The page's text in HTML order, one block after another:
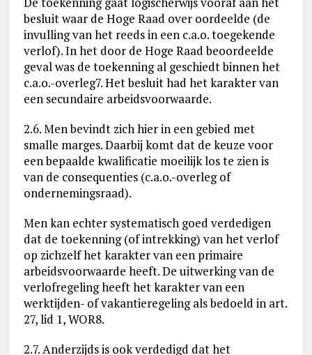
besluit waar de Hoge Raad over oordeelde (de
invulling van het reeds in een c.a.o. toegekende
verlof). In het door de Hoge Raad beoordeelde
geval was de toekenning al geschiedt binnen het
c.a.o.-overleg7. Het besluit had het karakter van
een secundaire arbeidsvoorwaarde.
2.6. Men bevindt zich hier in een gebied met
smalle marges. Daarbij komt dat de keuze voor
een bepaalde kwalificatie moeilijk los te zien is
van de consequenties (c.a.o.-overleg of
ondernemingsraad).
Men kan echter systematisch goed verdedigen
dat de toekenning (of intrekking) van het verlof
op zichzelf het karakter van een primaire
arbeidsvoorwaarde heeft. De uitwerking van de
verlofregeling heeft het karakter van een
werktijden- of vakantieregeling als bedoeld in art.
27, lid 1, WOR8.
2.7. Anderzijds is ook verdedigd dat het